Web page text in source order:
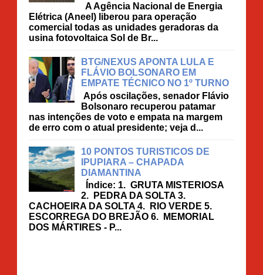
A Agência Nacional de Energia
Elétrica (Aneel) liberou para operação
comercial todas as unidades geradoras da
usina fotovoltaica Sol de Br...
BTG/NEXUS APONTA LULA E
FLÁVIO BOLSONARO EM
EMPATE TÉCNICO NO 1º TURNO
Após oscilações, senador Flávio
Bolsonaro recuperou patamar
nas intenções de voto e empata na margem
de erro com o atual presidente; veja d...
10 PONTOS TURISTICOS DE
IPUPIARA – CHAPADA
DIAMANTINA
Índice: 1. GRUTA MISTERIOSA
2. PEDRA DA SOLTA 3.
CACHOEIRA DA SOLTA 4. RIO VERDE 5.
ESCORREGA DO BREJÃO 6. MEMORIAL
DOS MÁRTIRES - P...